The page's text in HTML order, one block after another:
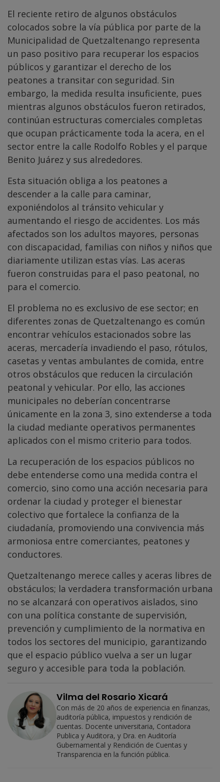
El reciente retiro de algunos obstáculos
colocados sobre la vía pública por parte de la
Municipalidad de Quetzaltenango representa
un paso positivo para recuperar los espacios
públicos y garantizar el derecho de los
peatones a transitar con seguridad. Sin
embargo, la medida resulta insuficiente, pues
mientras algunos obstáculos fueron retirados,
continúan estructuras comerciales completas
que ocupan prácticamente toda la acera, en el
sector entre la calle Rodolfo Robles y el parque
Benito Juárez y sus alrededores.
Esta situación obliga a los peatones a
descender a la calle para caminar,
exponiéndolos al tránsito vehicular y
aumentando el riesgo de accidentes. Los más
afectados son los adultos mayores, personas
con discapacidad, familias con niños y niños que
diariamente utilizan estas vías. Las aceras
fueron construidas para el paso peatonal, no
para el comercio.
El problema no es exclusivo de ese sector; en
diferentes zonas de Quetzaltenango es común
encontrar vehículos estacionados sobre las
aceras, mercadería invadiendo el paso, rótulos,
casetas y ventas ambulantes de comida, entre
otros obstáculos que reducen la circulación
peatonal y vehicular. Por ello, las acciones
municipales no deberían concentrarse
únicamente en la zona 3, sino extenderse a toda
la ciudad mediante operativos permanentes
aplicados con el mismo criterio para todos.
La recuperación de los espacios públicos no
debe entenderse como una medida contra el
comercio, sino como una acción necesaria para
ordenar la ciudad y proteger el bienestar
colectivo que fortalece la confianza de la
ciudadanía, promoviendo una convivencia más
armoniosa entre comerciantes, peatones y
conductores.
Quetzaltenango merece calles y aceras libres de
obstáculos; la verdadera transformación urbana
no se alcanzará con operativos aislados, sino
con una política constante de supervisión,
prevención y cumplimiento de la normativa en
todos los sectores del municipio, garantizando
que el espacio público vuelva a ser un lugar
seguro y accesible para toda la población.
Vilma del Rosario Xicará
Con más de 20 años de experiencia en finanzas,
auditoría pública, impuestos y rendición de
cuentas. Docente universitaria, Contadora
Publica y Auditora, y Dra. en Auditoría
Gubernamental y Rendición de Cuentas y
Transparencia en la función pública.